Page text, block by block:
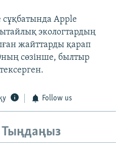
сұқбатында Apple
экологтардың
жайттарды қарап
сөзінше, былтыр
Follow us
Тыңдаңыз